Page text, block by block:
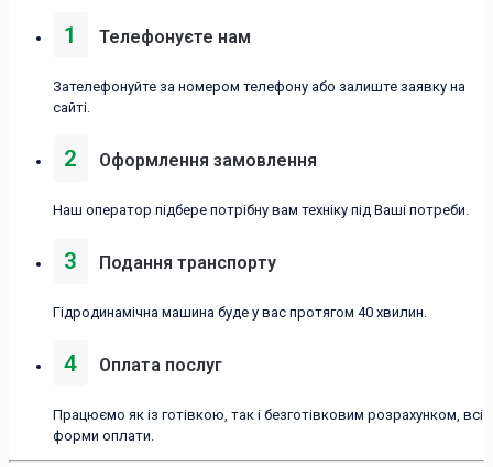
1 Телефонуєте нам
Зателефонуйте за номером телефону або залиште заявку на
сайті.
2 Оформлення замовлення
Наш оператор підбере потрібну вам техніку під Ваші потреби.
3 Подання транспорту
Гідродинамічна машина буде у вас протягом 40 хвилин.
4 Оплата послуг
Працюємо як із готівкою, так і безготівковим розрахунком, всі
форми оплати.